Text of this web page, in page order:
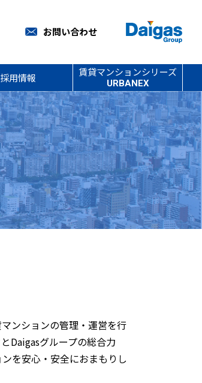
お問い合わせ
採用情報 賃貸マンションシリーズ
URBANEX
ンションの管理・運営を行
Daigasグループの総合力
を安心・安全におまもりし